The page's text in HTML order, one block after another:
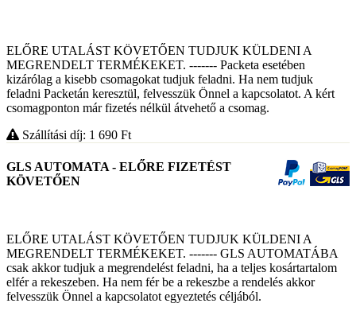
ELŐRE UTALÁST KÖVETŐEN TUDJUK KÜLDENI A
MEGRENDELT TERMÉKEKET. ------- Packeta esetében
kizárólag a kisebb csomagokat tudjuk feladni. Ha nem tudjuk
feladni Packetán keresztül, felvesszük Önnel a kapcsolatot. A kért
csomagponton már fizetés nélkül átvehető a csomag.
Szállítási díj: 1 690 Ft
GLS AUTOMATA - ELŐRE FIZETÉST
KÖVETŐEN
ELŐRE UTALÁST KÖVETŐEN TUDJUK KÜLDENI A
MEGRENDELT TERMÉKEKET. ------- GLS AUTOMATÁBA
csak akkor tudjuk a megrendelést feladni, ha a teljes kosártartalom
elfér a rekeszeben. Ha nem fér be a rekeszbe a rendelés akkor
felvesszük Önnel a kapcsolatot egyeztetés céljából.